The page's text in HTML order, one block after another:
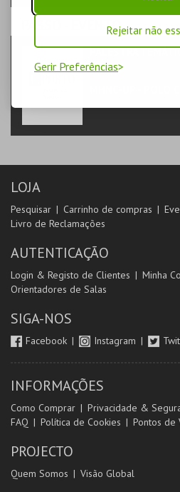
Rejeitar não
Gerir Preferências
- EVENTO
PALESTRA
TEATRO & ARTE | MUSEU
LOJA
Pesquisar Carrinho de compras
Livro de Reclamações
AUTENTICAÇÃO
Login & Registo de Clientes Minha
Orientadores de Salas
SIGA-NOS
Facebook Instagram
INFORMAÇÕES
Como Comprar Privacidade &
FAQ
Política de Cookies Pontos de
PROJECTO
Quem Somos Visão Global